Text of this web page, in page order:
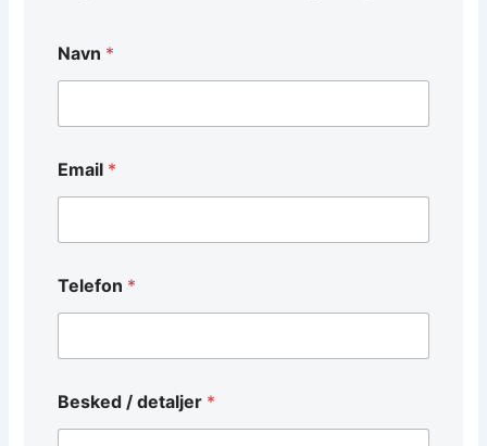
Navn *
Email *
*
/
Telefon *
Besked / detaljer *